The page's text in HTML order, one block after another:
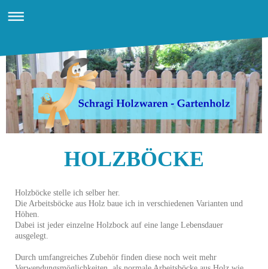
HOLZBÖCKE
Holzböcke stelle ich selber her.
Die Arbeitsböcke aus Holz baue ich in verschiedenen Varianten und
Höhen.
Dabei ist jeder einzelne Holzbock auf eine lange Lebensdauer
ausgelegt.
Durch umfangreiches Zubehör finden diese noch weit mehr